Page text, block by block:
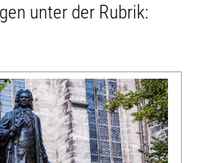
unter der Rubrik: